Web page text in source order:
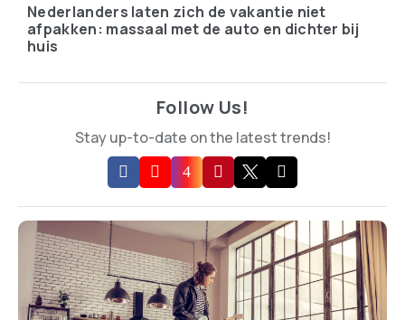
Nederlanders laten zich de vakantie niet
afpakken: massaal met de auto en dichter bij
huis
Follow Us!
Stay up-to-date on the latest trends!